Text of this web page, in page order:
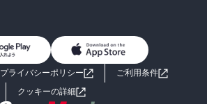
男子向けラノベ
小説
お問い合わせ
プライバシーポリシー
ご利用条件
クッキーの詳細